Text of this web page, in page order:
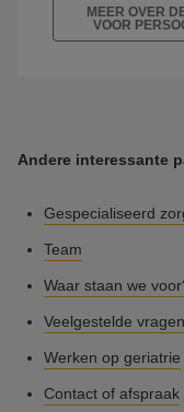
MEER OVER
VOOR
Andere interessante
Gespecialiseerd
Team
Waar staan we
Veelgestelde vragen
Werken op geriatrie
Contact of afspraak